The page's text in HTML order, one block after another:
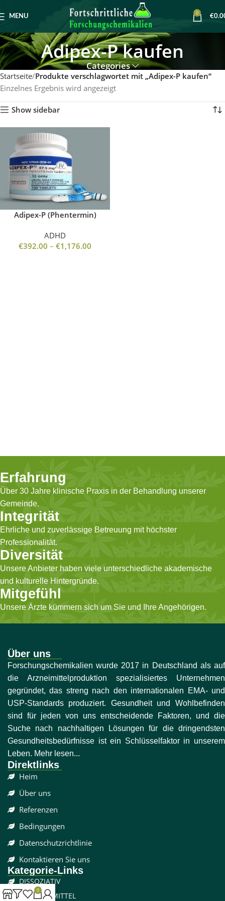
MENU
0
€
Adipex-P kaufen
Categories
Startseite Produkte verschlagwortet mit „Adipex-P kaufen“
Einzelnes Ergebnis wird angezeigt
Show sidebar
Adipex-P (Phentermin)
ADHD
€392.00 – €1,176.00
Erfahrung
Über 30 Jahre klinische Praxis in der Behandlung unserer
Gemeinde.
Integrität
Ehrliche und zuverlässige Betreuung mit höchster
Professionalität.
Diversität
Unsere Anbieter haben viele unterschiedliche akademische
und kulturelle Hintergründe.
Mitgefühl
Unsere Ärzte kümmern sich um Sie und Ihre Angehörigen.
Über uns
Forschungschemikalien wurde 2017 in Deutschland als auf
die Arzneimittelproduktion spezialisiertes Unternehmen
gegründet, das streng nach den internationalen EMA- und
USP-Standards produziert. Gesundheit und Wohlbefinden
sind für jeden von uns entscheidende Faktoren, und die
Suche nach nachhaltigen Lösungen für die dringendsten
Gesundheitsbedürfnisse ist ein Schlüsselfaktor in unserem
Leben. Mehr lesen...
Direktlinks
Heim
Über uns
Referenzen
Bedingungen
Datenschutzrichtlinie
Kontaktieren Sie uns
Kategorie-Links
DISSOZIATIV
SCHMERZMITTEL
0